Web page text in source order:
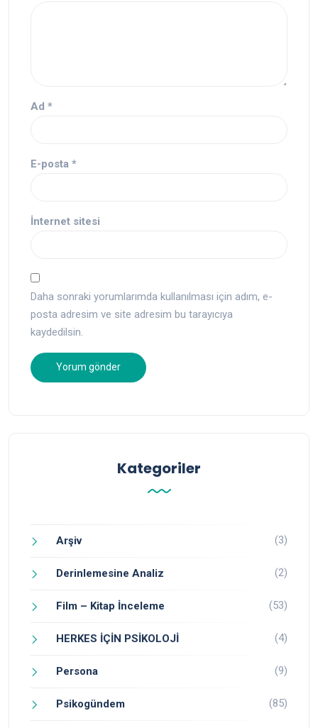
Ad *
E-posta *
İnternet sitesi
Daha sonraki yorumlarımda kullanılması için adım, e-
posta adresim ve site adresim bu tarayıcıya
kaydedilsin.
Kategoriler
Arşiv (3)
Derinlemesine Analiz (2)
Film – Kitap İnceleme (53)
HERKES İÇİN PSİKOLOJİ (4)
Persona (9)
Psikogündem (85)